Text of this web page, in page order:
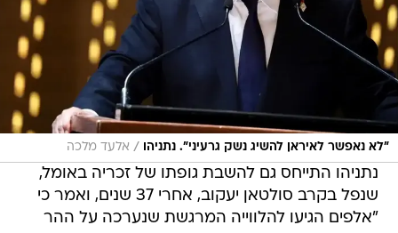
"לא נאפשר לאיראן להשיג נשק גרעיני". נתניהו / אלעד מלכה
נתניהו התייחס גם להשבת גופתו של זכריה באומל,
שנפל בקרב סולטאן יעקוב, אחרי 37 שנים, ואמר כי
"אלפים הגיעו להלווייה המרגשת שנערכה על ההר